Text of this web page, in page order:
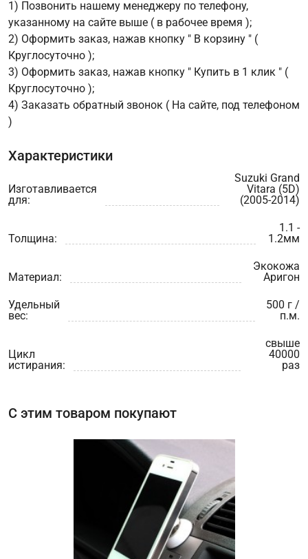
1) Позвонить нашему менеджеру по телефону,
указанному на сайте выше ( в рабочее время );
2) Оформить заказ, нажав кнопку " В корзину " (
Круглосуточно );
3) Оформить заказ, нажав кнопку " Купить в 1 клик " (
Круглосуточно );
4) Заказать обратный звонок ( На сайте, под телефоном
)
Характеристики
Изготавливается
для:
Suzuki Grand
Vitara (5D)
(2005-2014)
Толщина:
1.1 -
1.2мм
Материал:
Экокожа
Аригон
Удельный
вес:
500 г /
п.м.
Цикл
истирания:
свыше
40000
раз
С этим товаром покупают